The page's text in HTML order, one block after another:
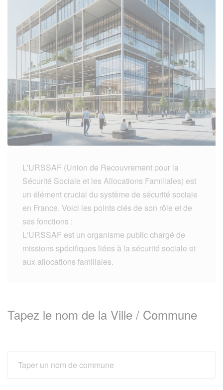
L'URSSAF (Union de Recouvrement pour la
Sécurité Sociale et les Allocations Familiales) est
un élément crucial du système de sécurité sociale
en France. Voici les points clés de son rôle et de
ses fonctions :
L'URSSAF est un organisme public chargé de
missions spécifiques liées à la sécurité sociale et
aux allocations familiales.
Tapez le nom de la Ville / Commune